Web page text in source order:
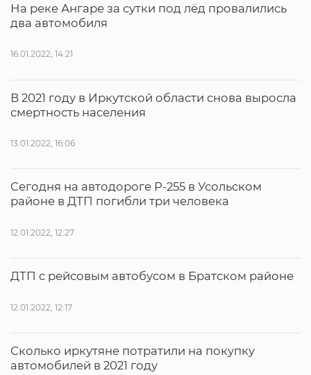
На реке Ангаре за сутки под лёд провалились
два автомобиля
16.01.2022, 14:21
В 2021 году в Иркутской области снова выросла
смертность населения
13.01.2022, 16:06
Сегодня на автодороге Р-255 в Усольском
районе в ДТП погибли три человека
12.01.2022, 12:27
ДТП с рейсовым автобусом в Братском районе
12.01.2022, 12:17
Сколько иркутяне потратили на покупку
автомобилей в 2021 году